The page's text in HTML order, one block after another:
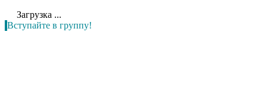
Загрузка ...
Вступайте в группу!